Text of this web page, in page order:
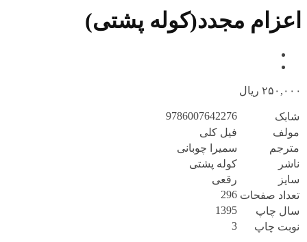
اعزام مجدد(کوله پشتی)
۲۵۰,۰۰۰ ریال
شابک
9786007642276
مولف
فیل کلی
مترجم
سمیرا چوبانی
ناشر
کوله پشتی
سایز
رقعی
تعداد صفحات 296
سال چاپ
1395
نوبت چاپ
3